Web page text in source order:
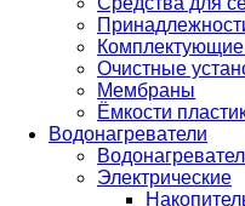
Очистные
Мембраны
Ёмкости
Водонагреватели
Электрические